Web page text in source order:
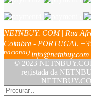
NETNBUY. COM | Rua
Coimbra - PORTUGAL
nacional) info@netnbuy.com
© 2023
registada da